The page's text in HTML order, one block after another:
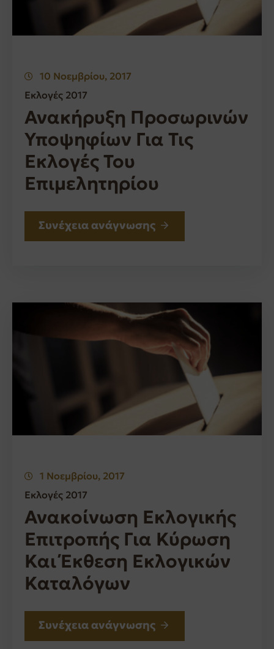
10 Νοεμβρίου, 2017
Εκλογές 2017
Ανακήρυξη Προσωρινών
Υποψηφίων Για Τις
Εκλογές Του
Επιμελητηρίου
Συνέχεια ανάγνωσης
1 Νοεμβρίου, 2017
Εκλογές 2017
Ανακοίνωση Εκλογικής
Επιτροπής Για Κύρωση
Και Έκθεση Εκλογικών
Καταλόγων
Συνέχεια ανάγνωσης